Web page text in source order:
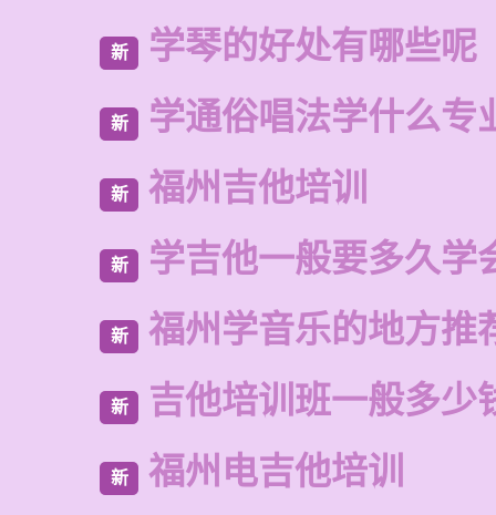
新 学琴的好处有哪些呢
新 学通俗唱法学什么专
新 福州吉他培训
新 学吉他一般要多久学
新 福州学音乐的地方推
新 吉他培训班一般多少
新 福州电吉他培训